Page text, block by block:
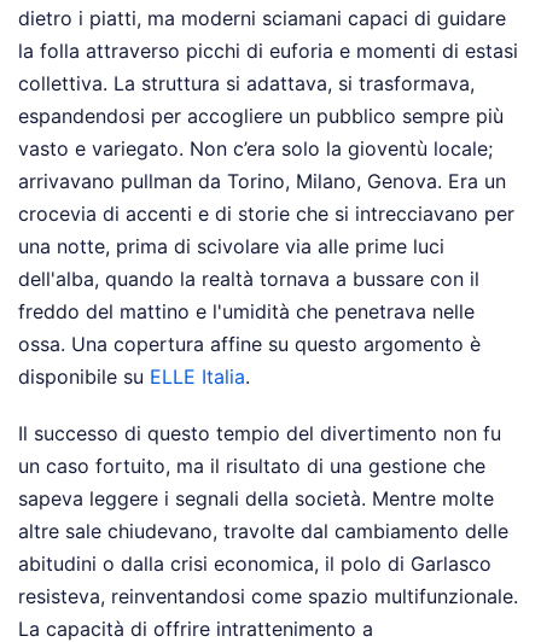
dietro i piatti, ma moderni sciamani capaci di guidare
la folla attraverso picchi di euforia e momenti di estasi
collettiva. La struttura si adattava, si trasformava,
espandendosi per accogliere un pubblico sempre più
vasto e variegato. Non c’era solo la gioventù locale;
arrivavano pullman da Torino, Milano, Genova. Era un
crocevia di accenti e di storie che si intrecciavano per
una notte, prima di scivolare via alle prime luci
dell'alba, quando la realtà tornava a bussare con il
freddo del mattino e l'umidità che penetrava nelle
ossa. Una copertura affine su questo argomento è
disponibile su ELLE Italia.
Il successo di questo tempio del divertimento non fu
un caso fortuito, ma il risultato di una gestione che
sapeva leggere i segnali della società. Mentre molte
altre sale chiudevano, travolte dal cambiamento delle
abitudini o dalla crisi economica, il polo di Garlasco
resisteva, reinventandosi come spazio multifunzionale.
La capacità di offrire intrattenimento a